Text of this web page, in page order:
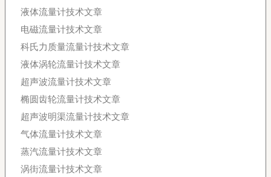
液体流量计技术文章
电磁流量计技术文章
科氏力质量流量计技术文章
液体涡轮流量计技术文章
超声波流量计技术文章
椭圆齿轮流量计技术文章
超声波明渠流量计技术文章
气体流量计技术文章
蒸汽流量计技术文章
涡街流量计技术文章